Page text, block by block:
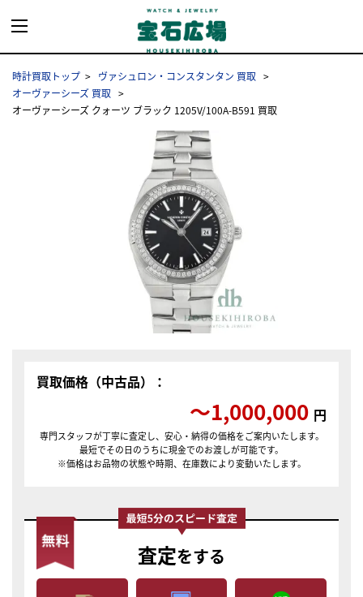
時計買取トップ
ヴァシュロン・コンスタンタン 買取
オーヴァーシーズ 買取
オーヴァーシーズ クォーツ ブラック 1205V/100A-B591 買取
買取価格（中古品）：
〜1,000,000 円
専門スタッフが丁寧に査定し、安心・納得の価格をご案内いたします。
最短でその日のうちに現金でのお渡しが可能です。
※価格はお品物の状態や時期、在庫数により変動いたします。
査定をする